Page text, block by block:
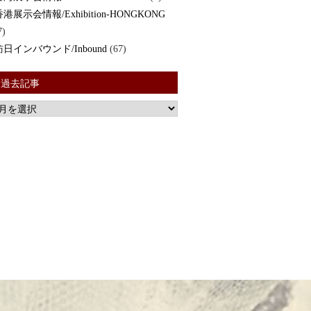
港展示会情報/Exhibition-HONGKONG
日インバウンド/Inbound (67)
過去記事